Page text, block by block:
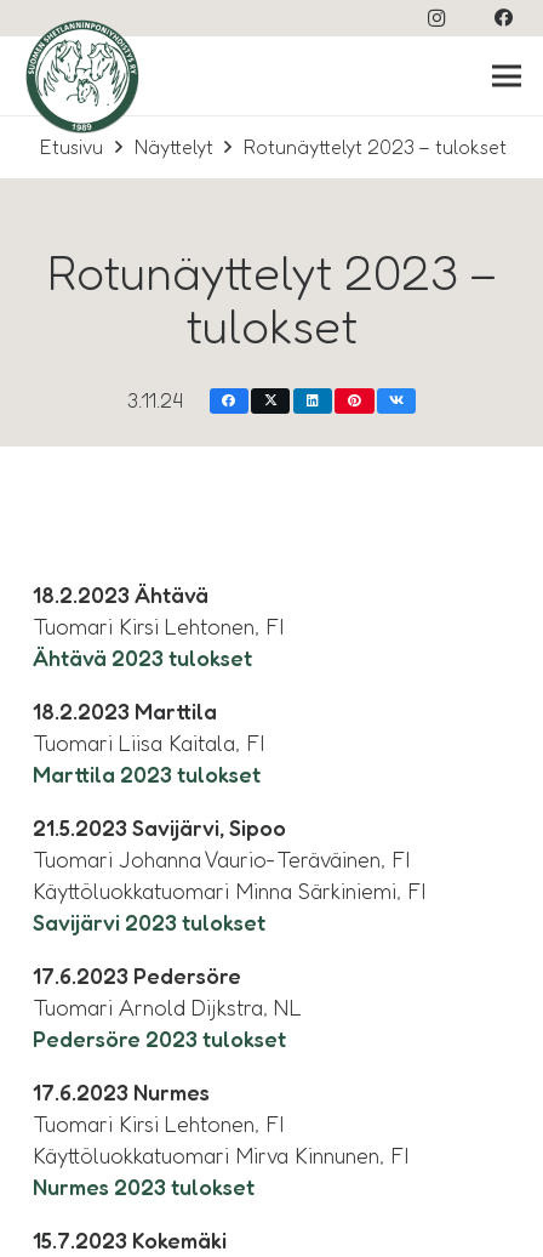
Etusivu Näyttelyt Rotunäyttelyt 2023 – tulokset
Rotunäyttelyt 2023 –
tulokset
3.11.24
18.2.2023 Ähtävä
Tuomari Kirsi Lehtonen, FI
Ähtävä 2023 tulokset
18.2.2023 Marttila
Tuomari Liisa Kaitala, FI
Marttila 2023 tulokset
21.5.2023 Savijärvi, Sipoo
Tuomari Johanna Vaurio-Teräväinen, FI
Käyttöluokkatuomari Minna Särkiniemi, FI
Savijärvi 2023 tulokset
17.6.2023 Pedersöre
Tuomari Arnold Dijkstra, NL
Pedersöre 2023 tulokset
17.6.2023 Nurmes
Tuomari Kirsi Lehtonen, FI
Käyttöluokkatuomari Mirva Kinnunen, FI
Nurmes 2023 tulokset
15.7.2023 Kokemäki